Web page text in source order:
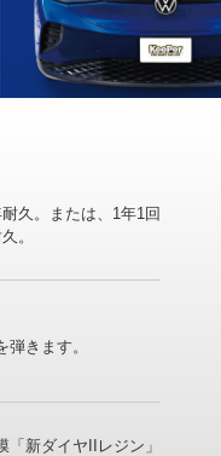
久。または、1年1回
。
きます。
「新ダイヤIIレジン」